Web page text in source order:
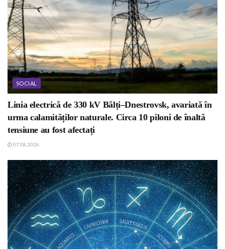
SOCIAL
Linia electrică de 330 kV Bălți–Dnestrovsk, avariată în
urma calamităților naturale. Circa 10 piloni de înaltă
tensiune au fost afectați
07.08.2026